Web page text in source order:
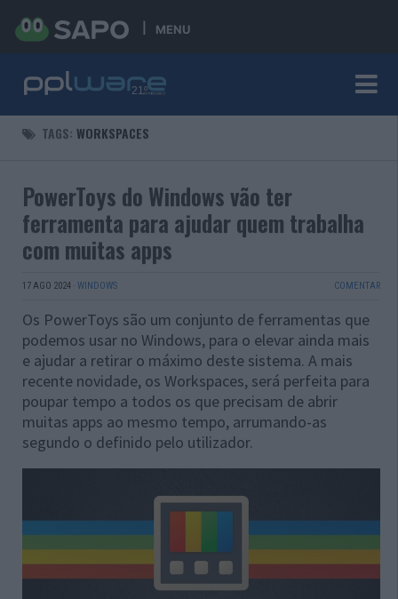
MENU
TAGS: WORKSPACES
PowerToys do Windows vão ter
ferramenta para ajudar quem trabalha
com muitas apps
17 AGO 2024 · WINDOWS COMENTAR
Os PowerToys são um conjunto de ferramentas que
podemos usar no Windows, para o elevar ainda mais
e ajudar a retirar o máximo deste sistema. A mais
recente novidade, os Workspaces, será perfeita para
poupar tempo a todos os que precisam de abrir
muitas apps ao mesmo tempo, arrumando-as
segundo o definido pelo utilizador.